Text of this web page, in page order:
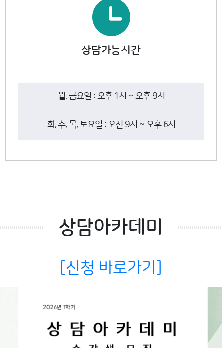
상담가능시간
월, 금요일 : 오후 1시 ~ 오후 9시
화, 수, 목, 토요일 : 오전 9시 ~ 오후 6시
상담아카데미
[신청 바로가기]